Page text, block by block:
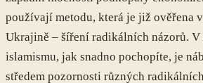
používají metodu, která je již ověřena
Ukrajině – šíření radikálních názorů.
islamismu, jak snadno pochopíte, je
středem pozornosti různých